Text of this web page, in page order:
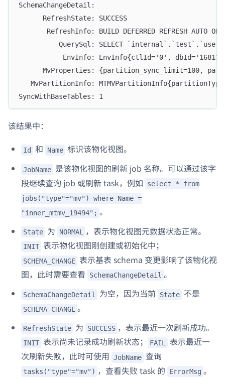
SchemaChangeDetail:
      RefreshState: SUCCESS
RefreshInfo: BUILD DEFERRED REFRESH AUTO ON
QuerySql: SELECT
EnvInfo: EnvInfo{ctlId='0',
MvProperties: {partition_sync_limit=100,
MvPartitionInfo:
SyncWithBaseTables: 1
该结果中：
Id 和 Name 标识该物化视图。
JobName 是该物化视图的刷新 job 名称。可以通过该字
段继续查询 job 或刷新 task，例如
select * from
jobs("type"="mv") where Name =
"inner_mtmv_19494"; 。
State 为 NORMAL ，表示物化视图元数据状态正常。
INIT 表示物化视图刚创建或初始化中；
SCHEMA_CHANGE 表示基表 schema 变更影响了该物化视
图，此时需要查看
SchemaChangeDetail 。
SchemaChangeDetail 为空，因为当前 State 不是
SCHEMA_CHANGE 。
RefreshState 为 SUCCESS ，表示最近一次刷新成功。
INIT 表示尚未记录成功刷新状态； FAIL
表示最近一
次刷新失败，此时可使用 JobName 查询
tasks("type"="mv") ，查看失败 task 的 ErrorMsg 。